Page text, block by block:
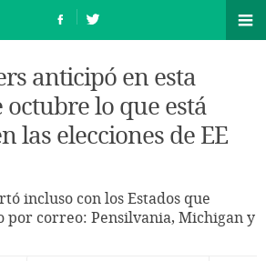
anticipó en esta
lo que está
las elecciones de EE
incluso con los Estados que
por correo: Pensilvania, Michigan y